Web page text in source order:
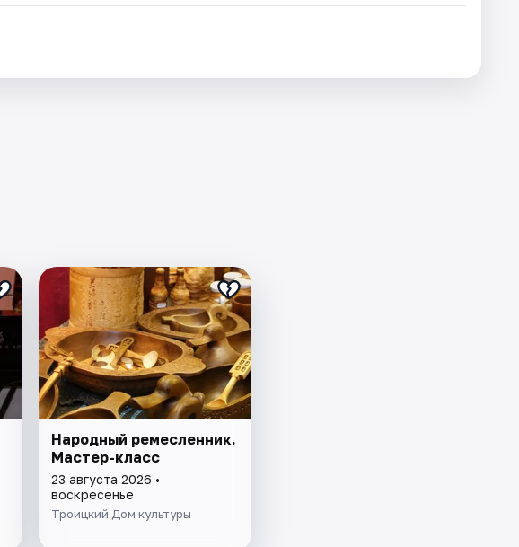
Народный ремесленник.
Мастер-класс
23 августа 2026 •
воскресенье
Троицкий Дом культуры